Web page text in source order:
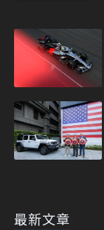
最新文章